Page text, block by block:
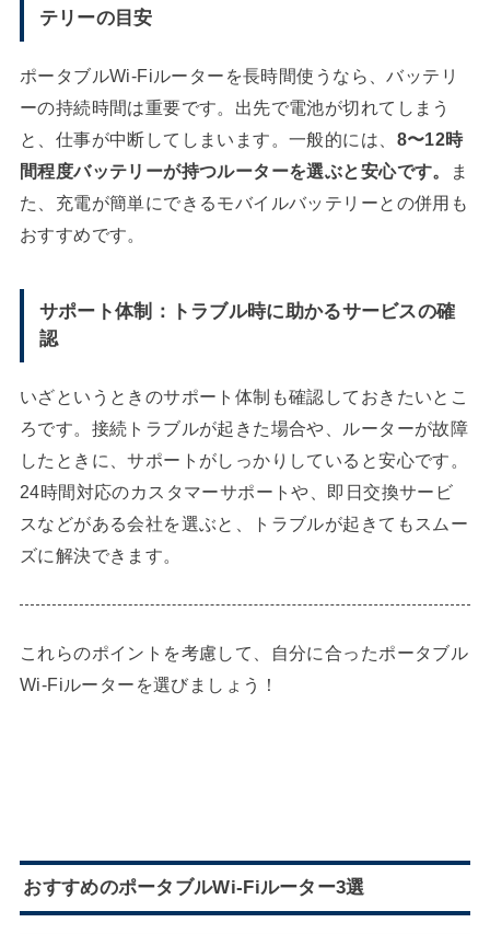
テリーの目安
ポータブルWi-Fiルーターを長時間使うなら、バッテリ
ーの持続時間は重要です。出先で電池が切れてしまう
と、仕事が中断してしまいます。一般的には、 8〜12時
間程度バッテリーが持つルーターを選ぶと安心です。
ま
た、充電が簡単にできるモバイルバッテリーとの併用も
おすすめです。
サポート体制：トラブル時に助かるサービスの確
認
いざというときのサポート体制も確認しておきたいとこ
ろです。接続トラブルが起きた場合や、ルーターが故障
したときに、サポートがしっかりしていると安心です。
24時間対応のカスタマーサポートや、即日交換サービ
スなどがある会社を選ぶと、トラブルが起きてもスムー
ズに解決できます。
これらのポイントを考慮して、自分に合ったポータブル
Wi-Fiルーターを選びましょう！
おすすめのポータブルWi-Fiルーター3選